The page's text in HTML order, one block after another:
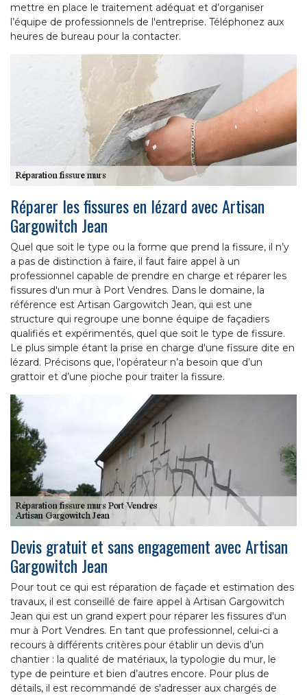
mettre en place le traitement adéquat et d’organiser
l’équipe de professionnels de l'entreprise. Téléphonez aux
heures de bureau pour la contacter.
Réparer les fissures en lézard avec Artisan
Gargowitch Jean
Quel que soit le type ou la forme que prend la fissure, il n’y
a pas de distinction à faire, il faut faire appel à un
professionnel capable de prendre en charge et réparer les
fissures d'un mur à Port Vendres. Dans le domaine, la
référence est Artisan Gargowitch Jean, qui est une
structure qui regroupe une bonne équipe de façadiers
qualifiés et expérimentés, quel que soit le type de fissure.
Le plus simple étant la prise en charge d'une fissure dite en
lézard. Précisons que, l'opérateur n’a besoin que d’un
grattoir et d’une pioche pour traiter la fissure.
Devis gratuit et sans engagement avec Artisan
Gargowitch Jean
Pour tout ce qui est réparation de façade et estimation des
travaux, il est conseillé de faire appel à Artisan Gargowitch
Jean qui est un grand expert pour réparer les fissures d'un
mur à Port Vendres. En tant que professionnel, celui-ci a
recours à différents critères pour établir un devis d’un
chantier : la qualité de matériaux, la typologie du mur, le
type de peinture et bien d’autres encore. Pour plus de
détails, il est recommandé de s'adresser aux chargés de